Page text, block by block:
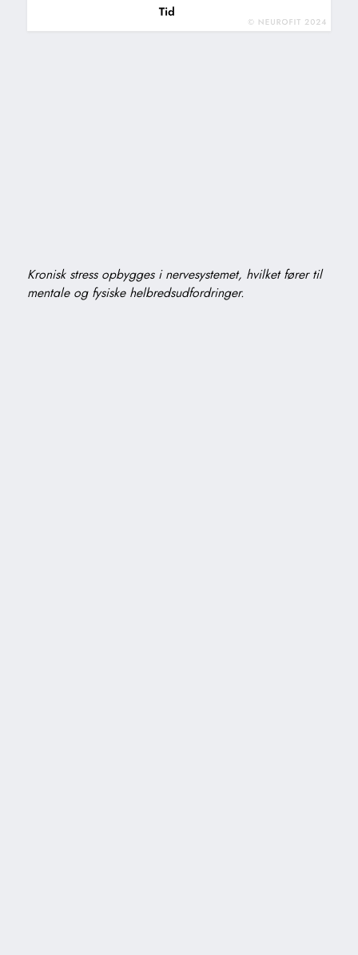
Kronisk stress opbygges i nervesystemet, hvilket fører til
mentale og fysiske helbredsudfordringer.